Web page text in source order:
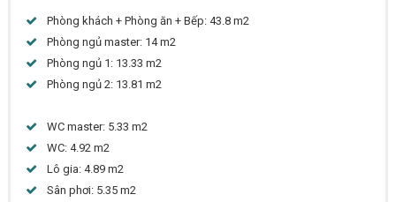
Phòng khách + Phòng ăn + Bếp: 43.8 m2
Phòng ngủ master: 14 m2
Phòng ngủ 1: 13.33 m2
Phòng ngủ 2: 13.81 m2
WC master: 5.33 m2
WC: 4.92 m2
Lô gia: 4.89 m2
Sân phơi: 5.35 m2